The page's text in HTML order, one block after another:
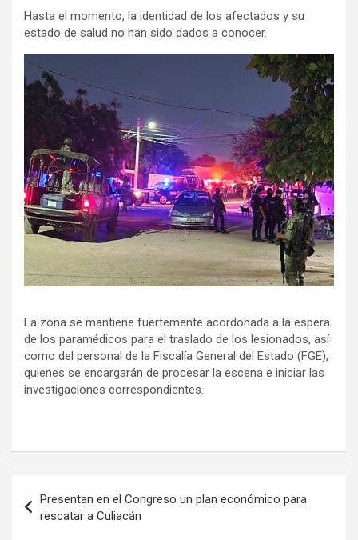
Hasta el momento, la identidad de los afectados y su
estado de salud no han sido dados a conocer.
La zona se mantiene fuertemente acordonada a la espera
de los paramédicos para el traslado de los lesionados, así
como del personal de la Fiscalía General del Estado (FGE),
quienes se encargarán de procesar la escena e iniciar las
investigaciones correspondientes.
de
Presentan en el Congreso un plan económico para
rescatar a Culiacán